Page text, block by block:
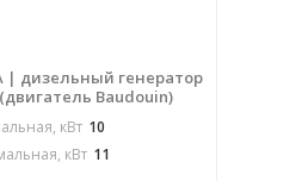
| дизельный генератор
Baudouin)
кВт 10
кВт 11